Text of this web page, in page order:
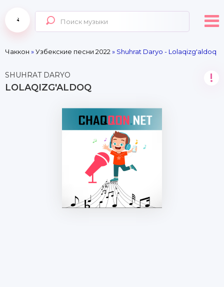
Чаккон »Узбекские песни 2022 » Shuhrat Daryo - Lolaqizg'aldoq
SHUHRAT DARYO
LOLAQIZG'ALDOQ
!